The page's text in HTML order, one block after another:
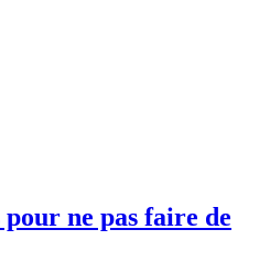
pour ne pas faire de